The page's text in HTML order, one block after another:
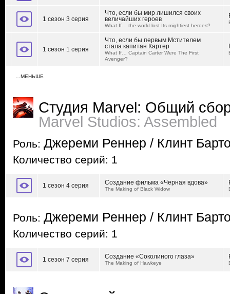
1 сезон 3 серия
Что, если бы мир лишился своих
величайших героев
What If… the world lost Its mightiest heroes?
1 сезон 1 серия
Что, если бы первым Мстителем
стала капитан Картер
What If… Captain Carter Were The First
Avenger?
…МЕНЬШЕ
Студия Marvel: Общий
Marvel Studios: Assembled
Роль: Джереми Реннер / Клинт
Количество серий: 1
1 сезон 4 серия Создание фильма «Черная вдова»
The Making of Black Widow
Роль: Джереми Реннер / Клинт
Количество серий: 1
1 сезон 7 серия Создание «Соколиного глаза»
The Making of Hawkeye